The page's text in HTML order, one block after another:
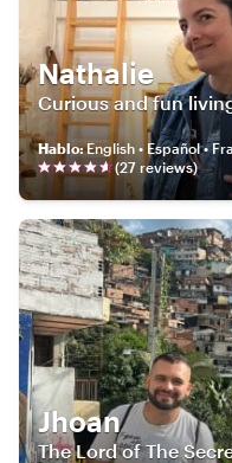
Nathalie
Curious and fun
Hablo:English • Español •
(27 reviews)
Jhoan
The Lord of The